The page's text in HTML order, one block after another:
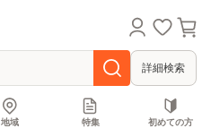
詳細検索
地域 特集 初めての方